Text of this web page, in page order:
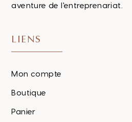
aventure de l'entreprenariat.
LIENS
Mon compte
Boutique
Panier